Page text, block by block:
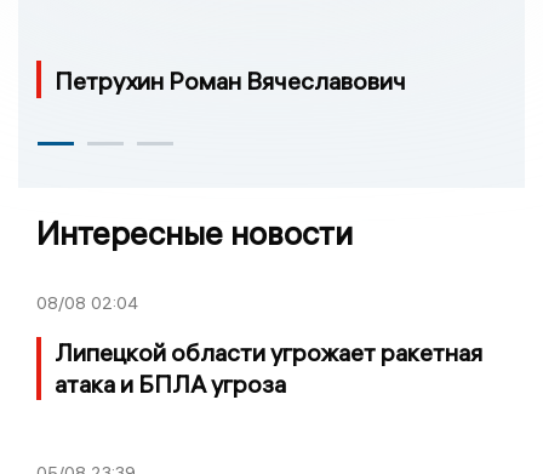
Петрухин Роман Вячеславович
Интересные новости
08/08 02:04
Липецкой области угрожает ракетная
атака и БПЛА угроза